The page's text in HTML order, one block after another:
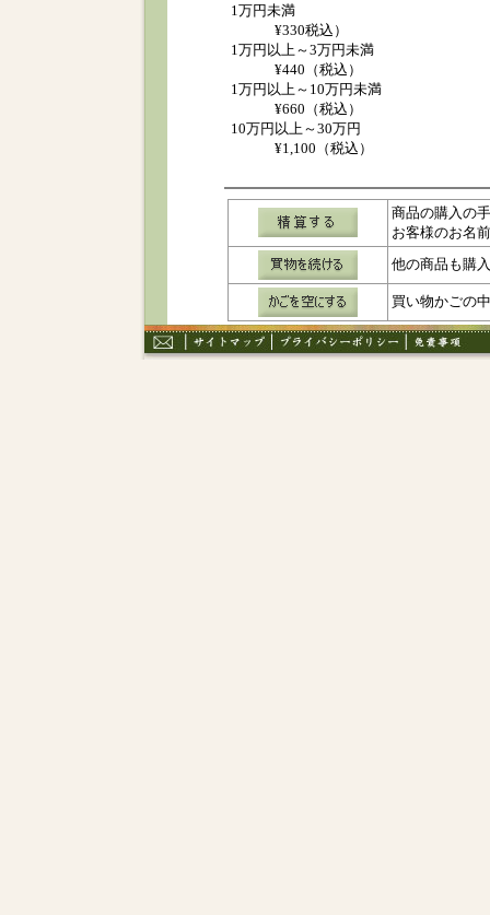
1万円未満
¥330税込）
1万円以上～3万円未満
¥440（税込）
1万円以上～10万円未満
¥660（税込）
10万円以上～30万円
¥1,100（税込）
商品の購入の
お客様のお名
他の商品も購
買い物かごの